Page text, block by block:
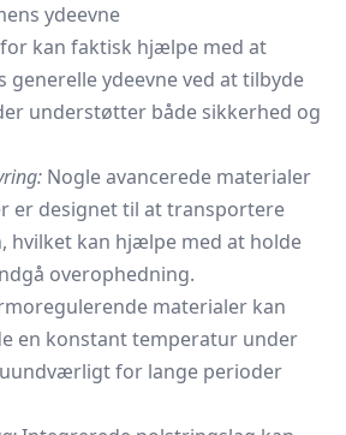
ydeevne
kan faktisk hjælpe med at
ydeevne ved at tilbyde
understøtter både sikkerhed og
Nogle avancerede materialer
er designet til at transportere
hvilket kan hjælpe med at holde
overophedning.
materialer kan
en konstant temperatur under
for lange perioder